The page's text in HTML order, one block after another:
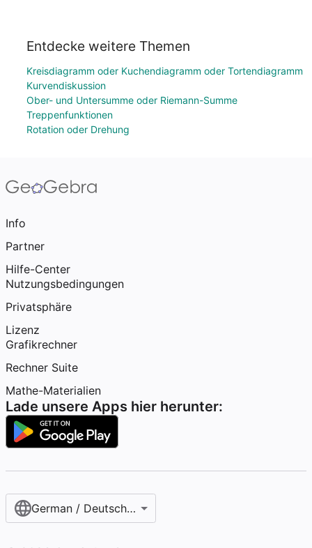
Entdecke weitere Themen
Kreisdiagramm oder Kuchendiagramm oder Tortendiagramm
Kurvendiskussion
Ober- und Untersumme oder Riemann-Summe
Treppenfunktionen
Rotation oder Drehung
Info
Partner
Hilfe-Center
Nutzungsbedingungen
Privatsphäre
Lizenz
Grafikrechner
Rechner Suite
Mathe-Materialien
Lade unsere Apps hier herunter:
German / Deutsch (Österreich)‎